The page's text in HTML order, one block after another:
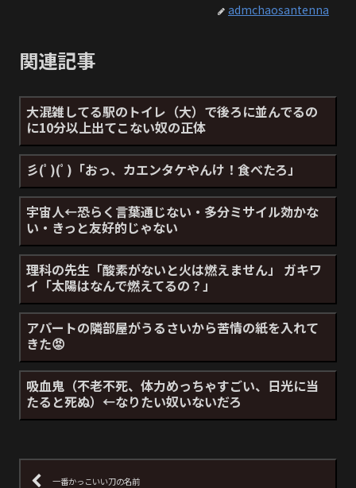
admchaosantenna
関連記事
大混雑してる駅のトイレ（大）で後ろに並んでるの
に10分以上出てこない奴の正体
彡(ﾟ)(ﾟ)「おっ、カエンタケやんけ！食べたろ」
宇宙人←恐らく言葉通じない・多分ミサイル効かな
い・きっと友好的じゃない
理科の先生「酸素がないと火は燃えません」 ガキワ
イ「太陽はなんで燃えてるの？」
アパートの隣部屋がうるさいから苦情の紙を入れて
きた😡
吸血鬼（不老不死、体力めっちゃすごい、日光に当
たると死ぬ）←なりたい奴いないだろ
一番かっこいい刀の名前